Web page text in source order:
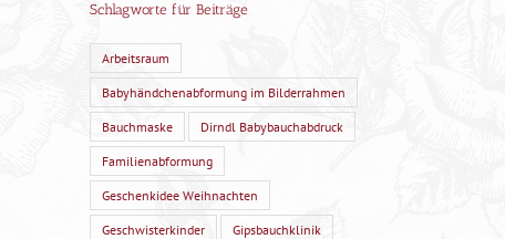
Schlagworte für Beiträge
Arbeitsraum
Babyhändchenabformung im Bilderrahmen
Bauchmaske Dirndl Babybauchabdruck
Familienabformung
Geschenkidee Weihnachten
Geschwisterkinder Gipsbauchklinik